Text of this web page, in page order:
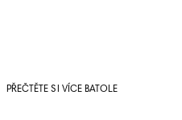
PŘEČTĚTE SI VÍCE BATOLE